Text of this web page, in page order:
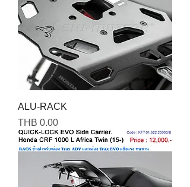
ALU-RACK
Price
THB 0.00